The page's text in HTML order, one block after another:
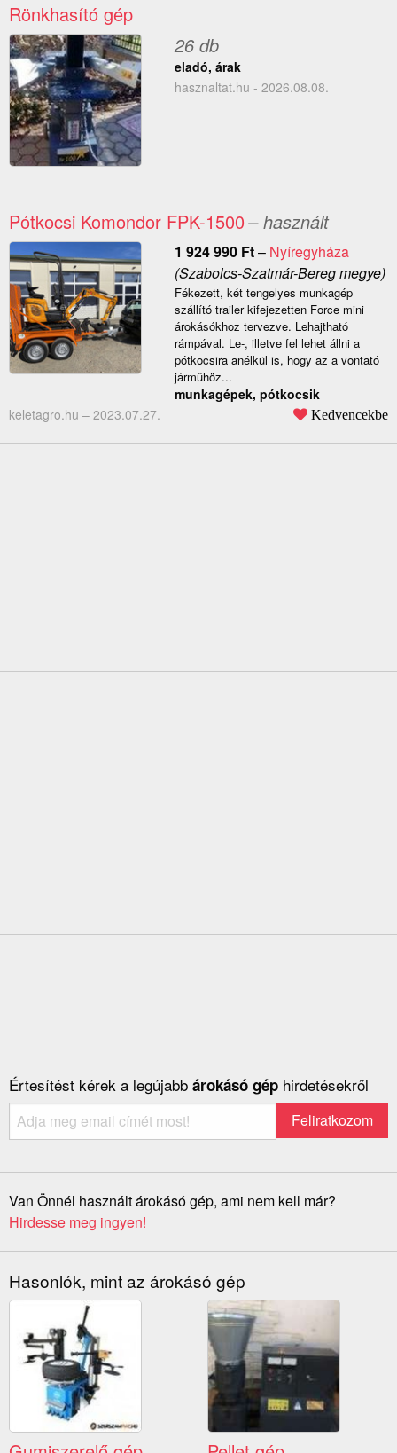
Rönkhasító gép
26 db
eladó, árak
hasznaltat.hu - 2026.08.08.
Pótkocsi Komondor FPK-1500– használt
1 924 990 Ft– Nyíregyháza
(Szabolcs-Szatmár-Bereg megye)
Fékezett, két tengelyes munkagép
szállító trailer kifejezetten Force mini
árokásókhoz tervezve. Lehajtható
rámpával. Le-, illetve fel lehet állni a
pótkocsira anélkül is, hogy az a vontató
járműhöz...
munkagépek, pótkocsik
keletagro.hu – 2023.07.27. Kedvencekbe
Értesítést kérek a legújabb árokásó gép hirdetésekről
Van Önnél használt árokásó gép, ami nem kell már?
Hirdesse meg ingyen!
Hasonlók, mint az árokásó gép